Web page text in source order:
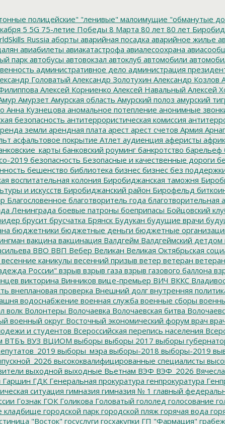
полицейские" "ленивые" малоимущие "обманутые
5 5G 75-летие Победы 8 Марта 80 лет 80 лет
Russia аборты аварийная посадка аварийное жилье
авиабилеты авиакатастрофа авиалесоохрана
парк автобусы автовокзал автоклуб автомобили
административное дело администрация
Головатый Александр Золотухин Александр Козлов
Алексей Корниенко Алексей Навальный Алексей
Амурзет Амурская область Амурский полоз амурский
Анна Кузнецова аномальное потепление анонимные
безопасность антитеррористическая комиссия
земли арендная плата арест арест счетов Армия
асфальтовое покрытие Атлет аудиенция аферисты
банковский роуминг банкротство барельеф
2019 безопасность Безопасные и качественные дороги
бешенство библиотека бизнес бизнес без
воспитательная колония Биробиджанская таможня
и искусств Биробиджанский район Бирофельд
Благословенное благотворитель года благотворительная
Ленинграда боевые патроны боеприпасы Бойцовский
брусит брусчатка Брянск Будукан будущие врачи
бюджетники бюджетные деньги бюджетные
вакцина вакцинация Валдгейм Валдгеймский детдом
ВВО ВВП Вебер Великан Великая Октябрьская
весенние каникулы весенний призыв ветер ветеран
России" взрыв взрыв газа взрыв газового баллона
викторина Винников вице-премьер ВИЧ ВККС
внеплановая проверка Внешний долг внутренняя
водоснабжение военная служба военные сборы
волк Волонтеры Волочаевка Волочаевская битва
военный округ Восточный экономический форум врач
и студентов Всероссийская перепись населения
ВТБъ ВУЗ ВЦИОМ выборы выборы 2017 выборы
выборы_мэра выборы-2018 выборы-2019
высококвалифицированные специалисты
выходной выходные Вьетнам ВЭФ ВЭФ_2026
Гаршин ГДКГенеральная прокуратура генпрокуратура
ситуация гимназия гимназия № 1 главный
Гознак ГОКГоликова Головатый гололед голосование
кладбище городской парк городской пляж горячая вода
"Восток" госуслуги госхакупки ГП "Фармация" грабеж